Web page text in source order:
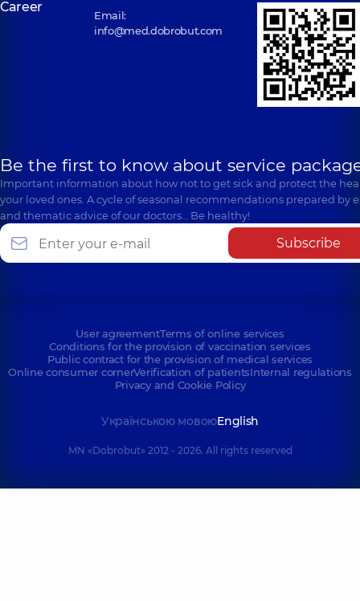
Career
Email:
info@med.dobrobut.com
Be the first to know about service
Important information about how not to get sick and protect the
your loved ones. A cycle of seasonal recommendations prepared by
and thematic advice of our doctors… Be healthy!
Subscribe
User agreementTerms of online services
Conditions for the provision of vaccination services
Public contract for the provision of medical services
Online consumer cornerVerification of patientsInternal regulations
Privacy and Cookie Policy
Українською мовоюEnglish
MN «Dobrobut» 2012 - 2026. All rights reserved